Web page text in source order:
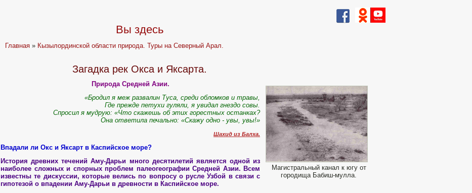
Вы здесь
Главная » Кызылординской области природа. Туры на Северный Арал.
Загадка рек Окса и Яксарта.
Магистральный канал к югу от
городища Бабиш-мулла.
Природа Средней Азии.
«Бродил я меж развалин Туса, среди обломков и травы,
Где прежде петухи гуляли, я увидал гнездо совы.
Спросил я мудрую: «Что скажешь об этих горестных останках?
Она ответила печально: «Скажу одно - увы, увы!»
Шахид из Балха.
Впадали ли Окс и Яксарт в Каспийское море?
История древних течений Аму-Дарьи много десятилетий является одной из
наиболее сложных и спорных проблем палеогеогра­фии Средней Азии. Всем
известны те дискуссии, которые велись по вопросу о русле Узбой в связи с
гипотезой о впадении Аму-Дарьи в древности в Каспийское море.